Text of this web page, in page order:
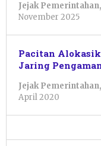
Jejak Pemerintahan,
November 2025
Pacitan
Jaring
Jejak Pemerintahan,
April 2020